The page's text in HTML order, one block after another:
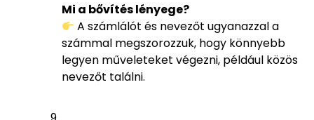
Mi a bővítés lényege?
A számlálót és nevezőt ugyanazzal a
számmal megszorozzuk, hogy könnyebb
legyen műveleteket végezni, például közös
nevezőt találni.